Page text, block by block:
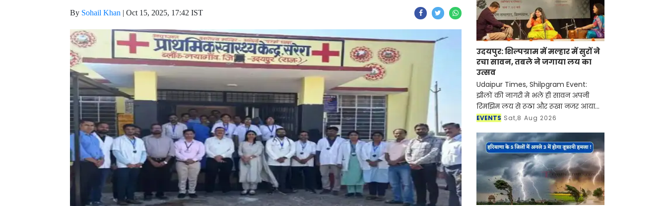
By Sohail Khan | Oct 15, 2025, 17:42 IST
उदयपुर: शिल्पग्राम में मल्हार में सुरों ने
रचा सावन, तबले ने जगाया लय का
उत्सव
Udaipur Times, Shilpgram Event:
झीलों की नागरी मे भले ही सावन अपनी
रिमझिम लय से रूठा और रूखा नजर आया
लेकिन शिल्पग्राम स्थित दर्पण सभागार मे
थी। जिसमें कहीं राग म
EVENTS Sat,8 Aug 2026